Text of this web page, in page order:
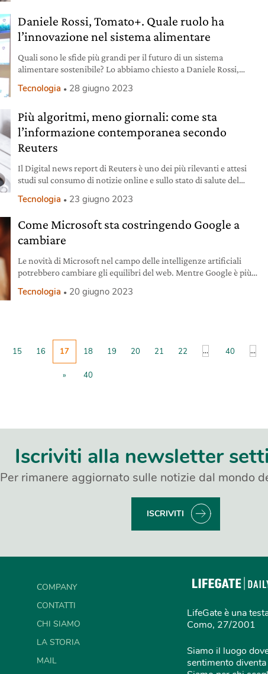
Daniele Rossi, Tomato+. Quale ruolo ha
l’innovazione nel sistema alimentare
Quali sono le sfide più grandi per il futuro di un sistema
alimentare sostenibile? Lo abbiamo chiesto a Daniele Rossi,
Tecnologia 28 giugno 2023
Più algoritmi, meno giornali: come sta
l’informazione contemporanea secondo
Reuters
Il Digital news report di Reuters è uno dei più rilevanti e attesi
studi sul consumo di notizie online e sullo stato di salute del
Tecnologia 23 giugno 2023
Come Microsoft sta costringendo Google a
cambiare
Le novità di Microsoft nel campo delle intelligenze artificiali
potrebbero cambiare gli equilibri del web. Mentre Google è più
Tecnologia 20 giugno 2023
15 16 17 18 19 20 21 22 ... 40 ...
» 40
Iscriviti alla newsletter
Per rimanere aggiornato sulle notizie dal mondo
ISCRIVITI
COMPANY
CONTATTI
CHI SIAMO
LA STORIA
MAIL
LifeGate è una
Como, 27/2001
Siamo il luogo
sentimento